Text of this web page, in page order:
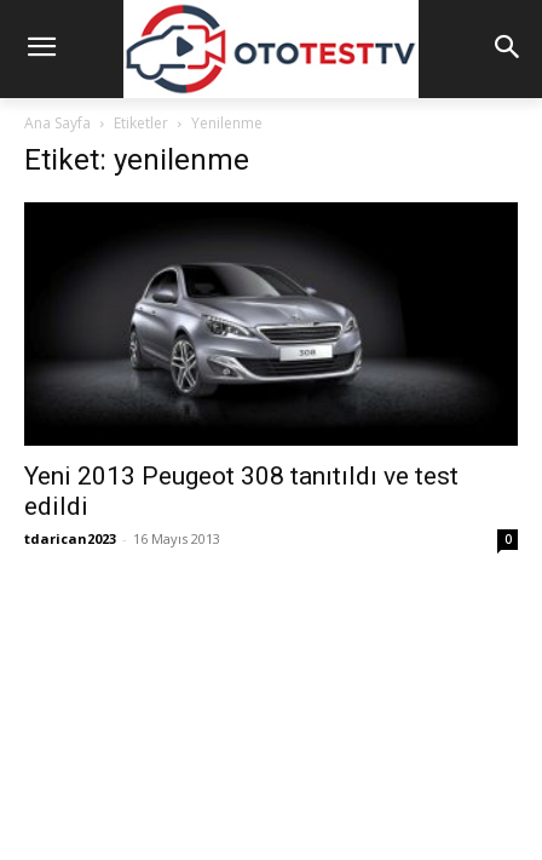
Ana Sayfa Etiketler Yenilenme
Etiket: yenilenme
Yeni 2013 Peugeot 308 tanıtıldı ve test
edildi
tdarican2023 - 16 Mayıs 2013 0